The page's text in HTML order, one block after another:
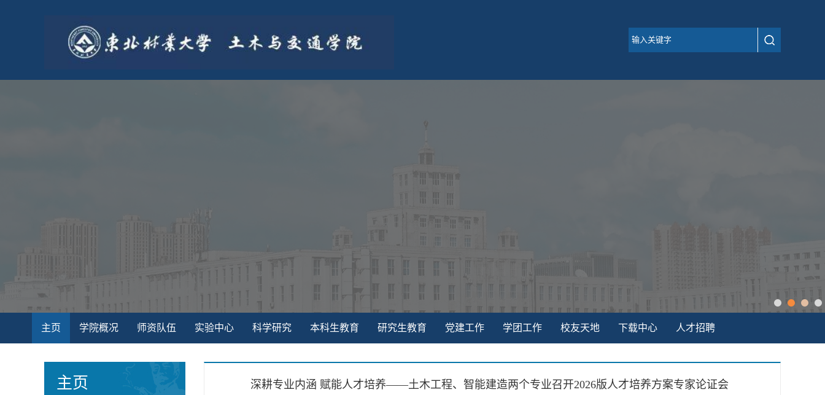
主页 学院概况 师资队伍 实验中心 科学研究 本科生教育 研究生教育 党建工作 学团工作 校友天地 下载中心 人才招聘
主页 深耕专业内涵 赋能人才培养——土木工程、智能建造两个专业召开2026版人才培养方案专家论证会